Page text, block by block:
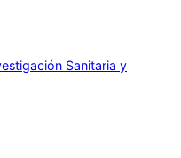
Sanitaria y